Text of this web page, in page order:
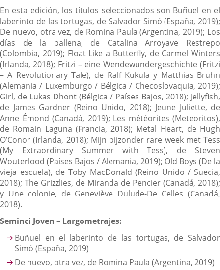
En esta edición, los títulos seleccionados son Buñuel en el
laberinto de las tortugas, de Salvador Simó (España, 2019);
De nuevo, otra vez, de Romina Paula (Argentina, 2019); Los
días de la ballena, de Catalina Arroyave Restrepo
(Colombia, 2019); Float Like a Butterfly, de Carmel Winters
(Irlanda, 2018); Fritzi – eine Wendewundergeschichte (Fritzi
– A Revolutionary Tale), de Ralf Kukula y Matthias Bruhn
(Alemania / Luxemburgo / Bélgica / Checoslovaquia, 2019);
Girl, de Lukas Dhont (Bélgica / Países Bajos, 2018); Jellyfish,
de James Gardner (Reino Unido, 2018); Jeune Juliette, de
Anne Émond (Canadá, 2019); Les météorites (Meteoritos),
de Romain Laguna (Francia, 2018); Metal Heart, de Hugh
O’Conor (Irlanda, 2018); Mijn bijzonder rare week met Tess
(My Extraordinary Summer with Tess), de Steven
Wouterlood (Países Bajos / Alemania, 2019); Old Boys (De la
vieja escuela), de Toby MacDonald (Reino Unido / Suecia,
2018); The Grizzlies, de Miranda de Pencier (Canadá, 2018);
y Une colonie, de Geneviève Dulude-De Celles (Canadá,
2018).
Seminci Joven – Largometrajes:
Buñuel en el laberinto de las tortugas, de Salvador
Simó (España, 2019)
De nuevo, otra vez, de Romina Paula (Argentina, 2019)